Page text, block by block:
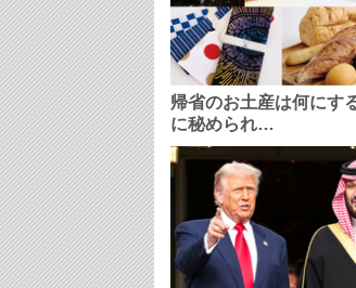
帰省のお土産は何にす
に秘められ…